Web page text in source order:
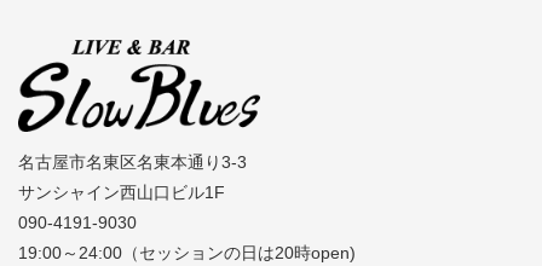
名古屋市名東区名東本通り3-3
サンシャイン西山口ビル1F
090-4191-9030
19:00～24:00（セッションの日は20時open)